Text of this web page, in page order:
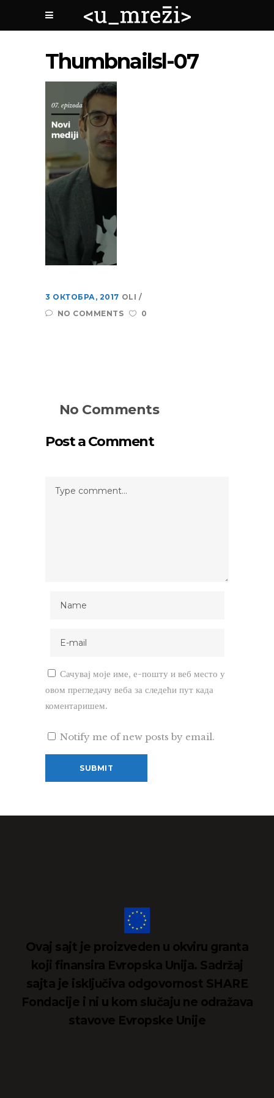
Thumbnailsl-07
3 ОКТОБРА, 2017 OLI
NO COMMENTS
0
No Comments
Post a Comment
Сачувај моје име, е-пошту и веб место у
овом прегледачу веба за следећи пут када
коментаришем.
Notify me of new posts by email.
Ovaj sajt je proizveden u okviru granta
koji finansira Evropska Unija. Sadržaj
sajta je isključiva odgovornost SHARE
Fondacije i ni u kom slučaju ne odražava
stavove Evropske Unije